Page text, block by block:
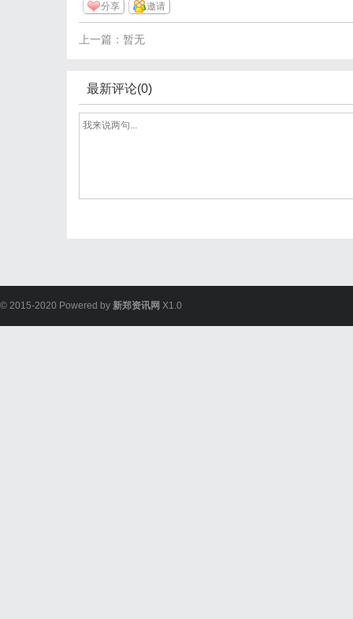
分享 邀请
上一篇：暂无
最新评论(0)
© 2015-2020 Powered by 新郑资讯网 X1.0